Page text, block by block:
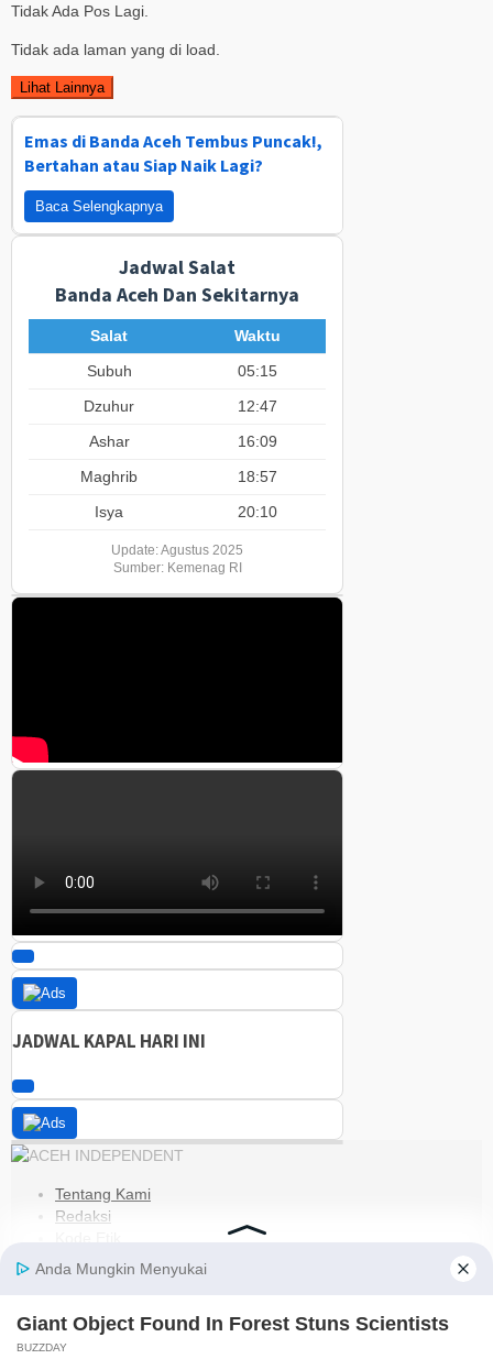
Tidak Ada Pos Lagi.
Tidak ada laman yang di load.
Lihat Lainnya
Emas di Banda Aceh Tembus Puncak!,
Bertahan atau Siap Naik Lagi?
Baca Selengkapnya
Jadwal Salat
Banda Aceh Dan Sekitarnya
Salat
Waktu
Subuh
05:15
Dzuhur
12:47
Ashar
16:09
Maghrib
18:57
Isya
20:10
Update: Agustus 2025
Sumber: Kemenag RI
JADWAL KAPAL HARI INI
Tentang Kami
Redaksi
Pedoman Media Siber
Disclaimer
Jaringan Social